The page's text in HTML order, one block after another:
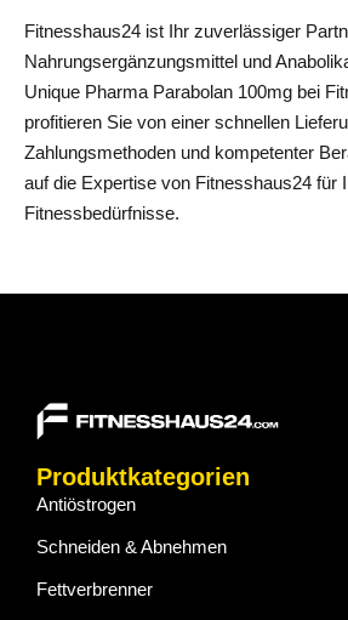
Fitnesshaus24 ist Ihr zuverlässiger
Nahrungsergänzungsmittel und
Unique Pharma Parabolan 100mg bei
profitieren Sie von einer schnellen
Zahlungsmethoden und kompetenter
auf die Expertise von Fitnesshaus24 für
Fitnessbedürfnisse.
Produktkategorien
Antiöstrogen
Schneiden & Abnehmen
Fettverbrenner